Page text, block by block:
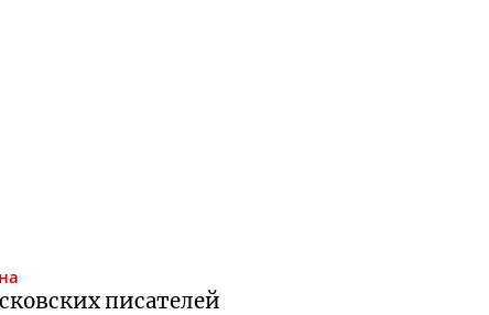
писателей